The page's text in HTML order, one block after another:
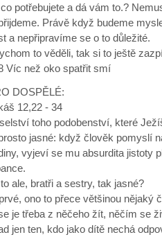
potřebujete a dá vám to.?
Právě když budeme
a nepřipravíme se o to důležité.
to věděli, tak si to ještě
Víc než oko spatřit smí
DOSPĚLÉ:
12,22 - 34
toho podobenství, které
jasné: když člověk pomyslí
vyjeví se mu absurdita jistoty
ale, bratři a sestry, tak jasné?
ono to přece většinou nějaký
je třeba z něčeho žít, něčím se
jen ten, kdo jako dítě nechá